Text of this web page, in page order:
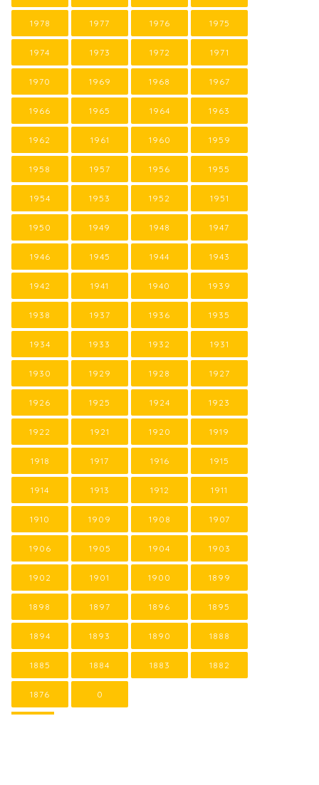
1978 1977 1976 1975
1974 1973 1972 1971
1970 1969 1968 1967
1966 1965 1964 1963
1962 1961 1960 1959
1958 1957 1956 1955
1954 1953 1952 1951
1950 1949 1948 1947
1946 1945 1944 1943
1942 1941 1940 1939
1938 1937 1936 1935
1934 1933 1932 1931
1930 1929 1928 1927
1926 1925 1924 1923
1922 1921 1920 1919
1918 1917 1916 1915
1914 1913 1912 1911
1910 1909 1908 1907
1906 1905 1904 1903
1902 1901 1900 1899
1898 1897 1896 1895
1894 1893 1890 1888
1885 1884 1883 1882
1876 0